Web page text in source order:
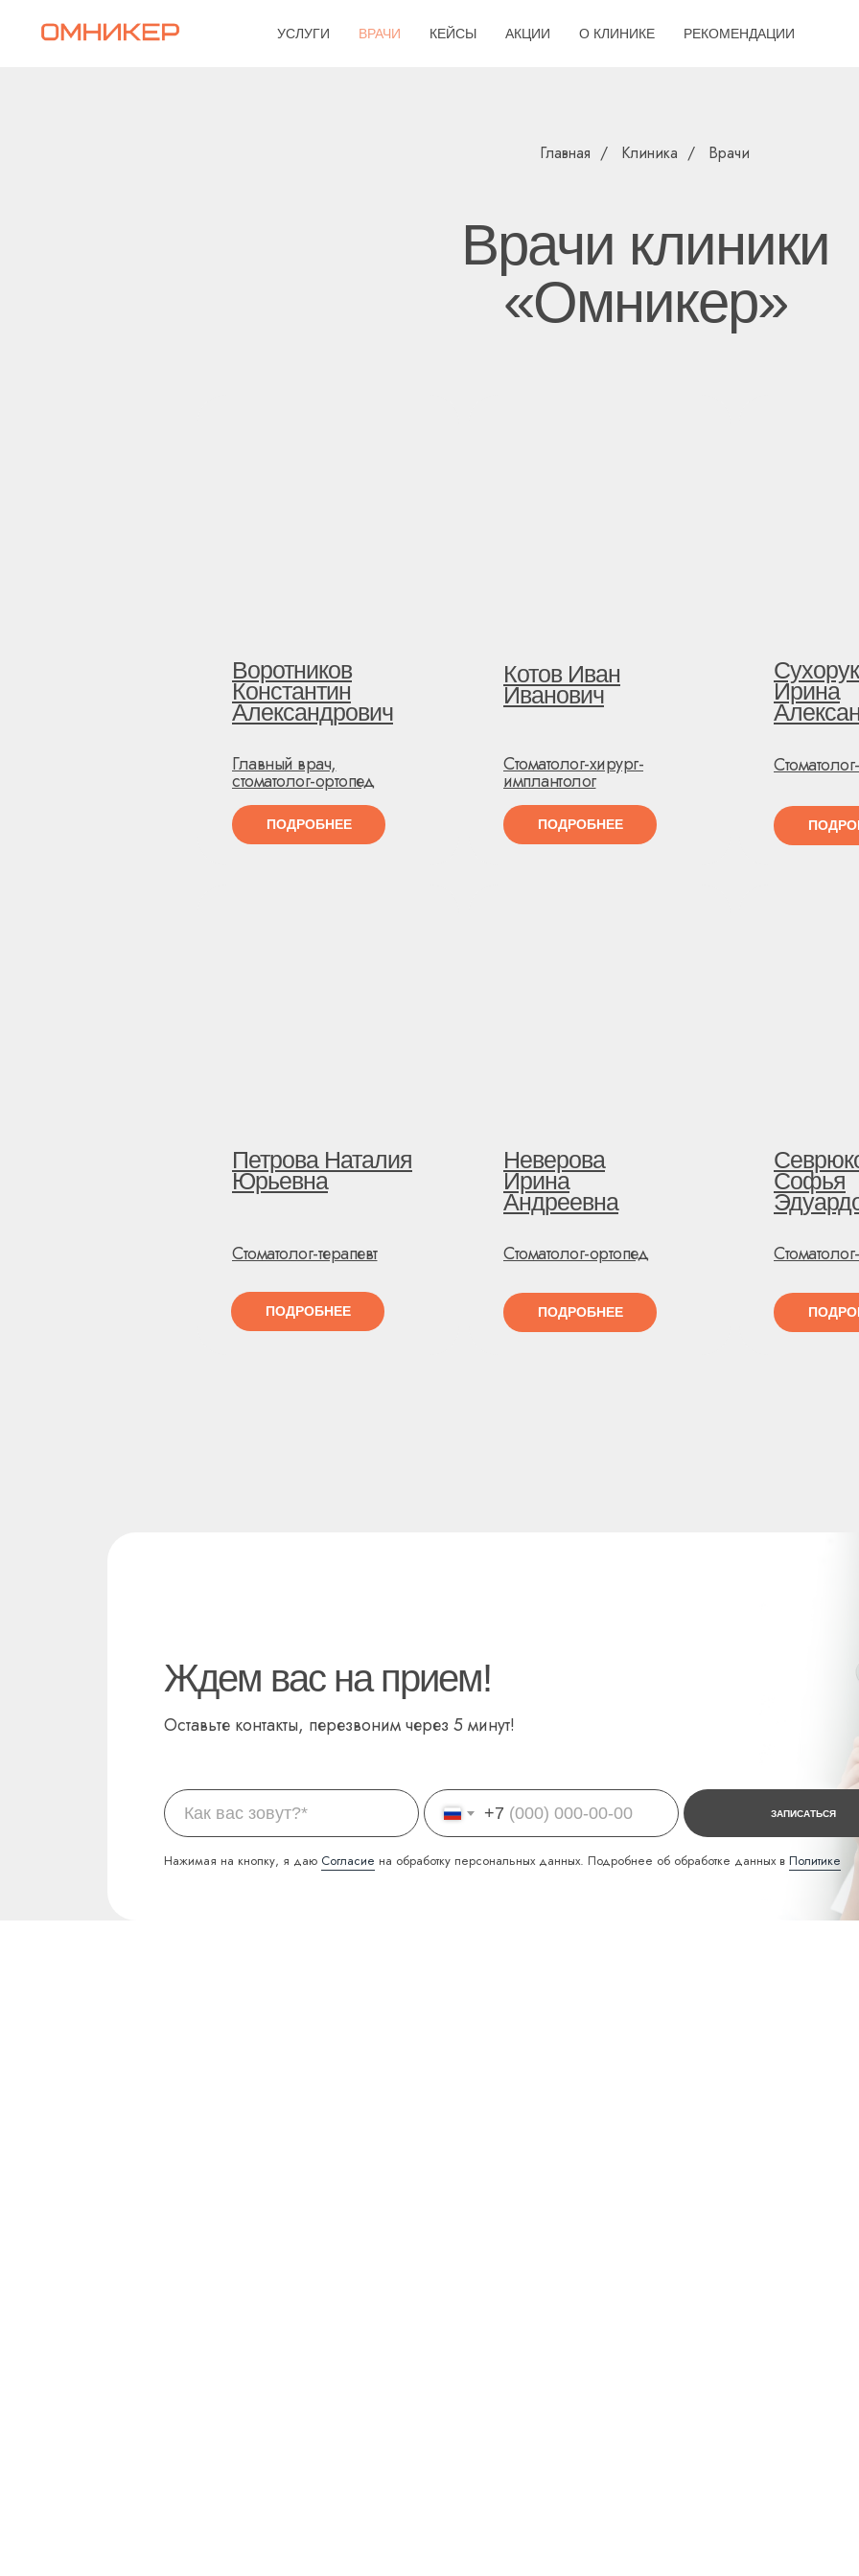
УСЛУГИ ВРАЧИ КЕЙСЫ АКЦИИ О КЛИНИКЕ РЕКОМЕНДАЦИИ
Главная / Клиника / Врачи
Врачи клиники
«Омникер»
Неверова
Ирина
Андреевна
Стоматолог-ортопед
Воротников
Константин
Александрович
Главный врач,
стоматолог-ортопед
Петрова Наталия
Юрьевна
Стоматолог-терапевт
Ирина
Котов Иван
Иванович
Стоматолог-хирург-
имплантолог
ПОДРОБНЕЕ ПОДРОБНЕЕ
ПОДРОБНЕЕ ПОДРОБНЕЕ
Софья
Оставьте контакты, перезвоним через 5 минут!
Ждем вас на прием!
+7 ЗАПИСАТЬСЯ
Нажимая на кнопку, я даю Согласие на обработку персональных данных. Подробнее об обработке данных в Политике
НАВИГАЦИЯ
+7 (495) 988-80-
г. Москва, ул.
КОНТАКТЫ